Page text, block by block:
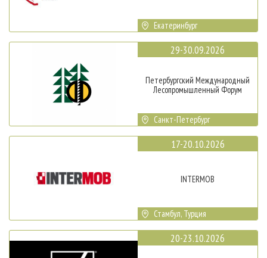
Екатеринбург
29-30.09.2026
Петербургский Международный
Лесопромышленный Форум
Санкт-Петербург
17-20.10.2026
INTERMOB
Стамбул, Турция
20-23.10.2026